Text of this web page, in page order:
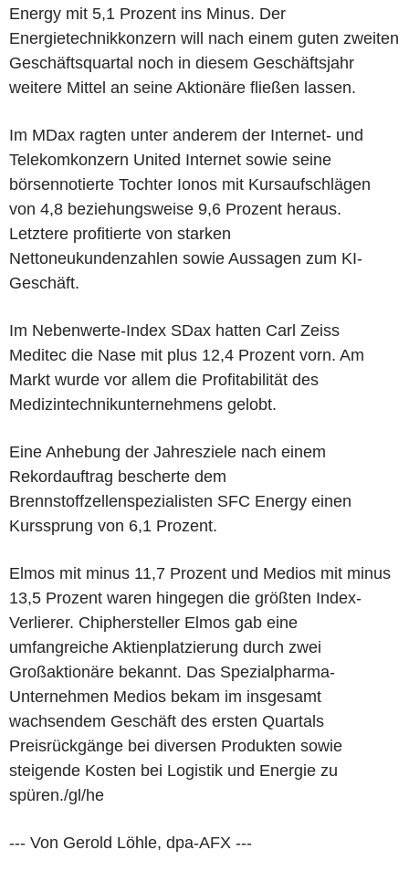
Energy mit 5,1 Prozent ins Minus. Der
Energietechnikkonzern will nach einem guten zweiten
Geschäftsquartal noch in diesem Geschäftsjahr
weitere Mittel an seine Aktionäre fließen lassen.
Im MDax ragten unter anderem der Internet- und
Telekomkonzern United Internet sowie seine
börsennotierte Tochter Ionos mit Kursaufschlägen
von 4,8 beziehungsweise 9,6 Prozent heraus.
Letztere profitierte von starken
Nettoneukundenzahlen sowie Aussagen zum KI-
Geschäft.
Im Nebenwerte-Index SDax hatten Carl Zeiss
Meditec die Nase mit plus 12,4 Prozent vorn. Am
Markt wurde vor allem die Profitabilität des
Medizintechnikunternehmens gelobt.
Eine Anhebung der Jahresziele nach einem
Rekordauftrag bescherte dem
Brennstoffzellenspezialisten SFC Energy einen
Kurssprung von 6,1 Prozent.
Elmos mit minus 11,7 Prozent und Medios mit minus
13,5 Prozent waren hingegen die größten Index-
Verlierer. Chiphersteller Elmos gab eine
umfangreiche Aktienplatzierung durch zwei
Großaktionäre bekannt. Das Spezialpharma-
Unternehmen Medios bekam im insgesamt
wachsendem Geschäft des ersten Quartals
Preisrückgänge bei diversen Produkten sowie
steigende Kosten bei Logistik und Energie zu
spüren./gl/he
--- Von Gerold Löhle, dpa-AFX ---